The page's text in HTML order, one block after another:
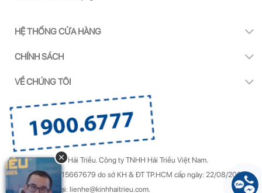
HỆ THỐNG CỬA HÀNG
CHÍNH SÁCH
VỀ CHÚNG TÔI
Copyright by Kính Hải Triều.Công ty TNHH Hải Triều Việt Nam.
GPDKKD Số: 0315667679 do sở KH & ĐT TP.HCM cấp ngày: 22/08/2022.
Góp ý & Khiếu nại: lienhe@kinhhaitrieu.com.